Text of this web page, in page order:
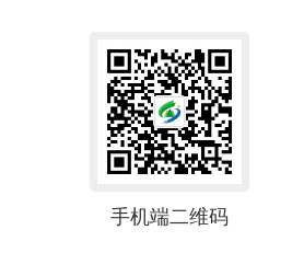
手机端二维码